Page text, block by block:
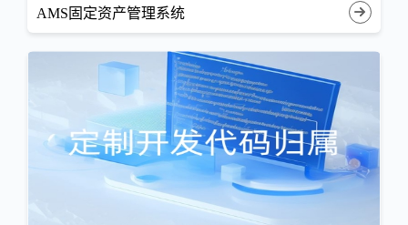
AMS固定资产管理系统